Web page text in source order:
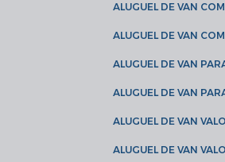
ALUGUEL DE VAN
ALUGUEL DE VAN
ALUGUEL DE VAN
ALUGUEL DE VAN
ALUGUEL DE VAN
ALUGUEL DE VAN